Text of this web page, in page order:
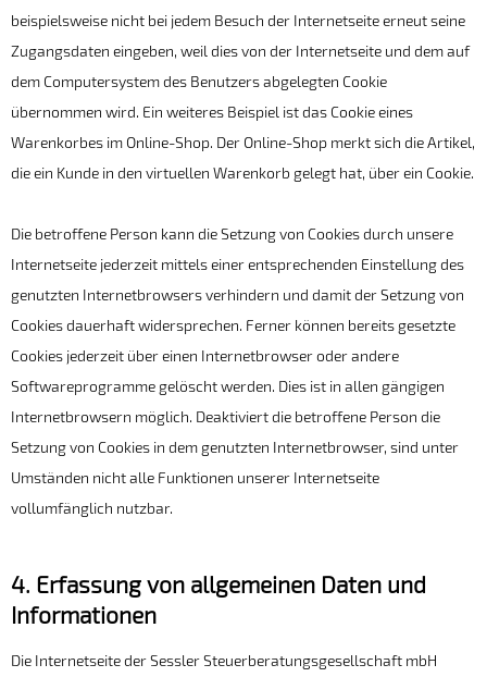
beispielsweise nicht bei jedem Besuch der Internetseite erneut seine
Zugangsdaten eingeben, weil dies von der Internetseite und dem auf
dem Computersystem des Benutzers abgelegten Cookie
übernommen wird. Ein weiteres Beispiel ist das Cookie eines
Warenkorbes im Online-Shop. Der Online-Shop merkt sich die Artikel,
die ein Kunde in den virtuellen Warenkorb gelegt hat, über ein Cookie.
Die betroffene Person kann die Setzung von Cookies durch unsere
Internetseite jederzeit mittels einer entsprechenden Einstellung des
genutzten Internetbrowsers verhindern und damit der Setzung von
Cookies dauerhaft widersprechen. Ferner können bereits gesetzte
Cookies jederzeit über einen Internetbrowser oder andere
Softwareprogramme gelöscht werden. Dies ist in allen gängigen
Internetbrowsern möglich. Deaktiviert die betroffene Person die
Setzung von Cookies in dem genutzten Internetbrowser, sind unter
Umständen nicht alle Funktionen unserer Internetseite
vollumfänglich nutzbar.
4. Erfassung von allgemeinen Daten und
Informationen
Die Internetseite der Sessler Steuerberatungsgesellschaft mbH